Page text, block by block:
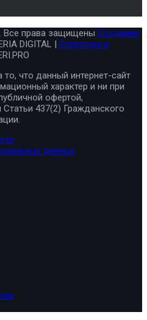
Все права защищены Создание
DIGITAL | Структура и
что данный интернет-сайт
характер и ни при
офертой,
437(2) Гражданского
данных